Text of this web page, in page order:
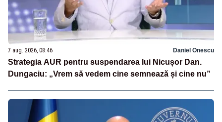
7 aug. 2026, 08:46 Daniel Onescu
Strategia AUR pentru suspendarea lui Nicușor Dan.
Dungaciu: „Vrem să vedem cine semnează și cine nu”